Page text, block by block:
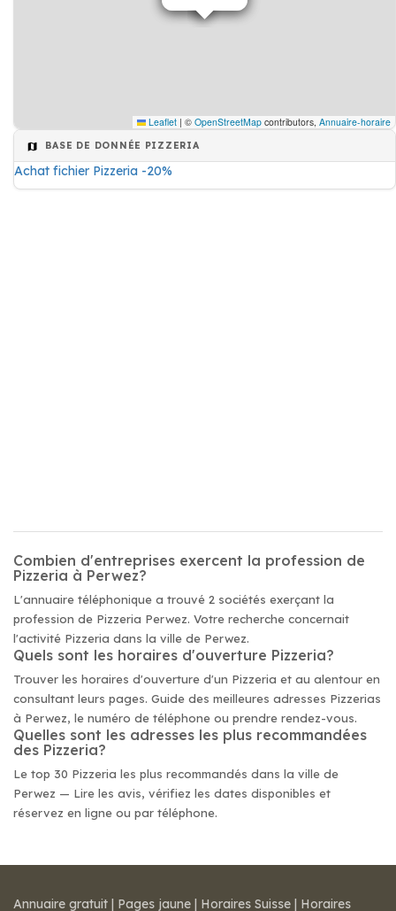
Leaflet | © OpenStreetMap contributors, Annuaire-horaire
BASE DE DONNÉE PIZZERIA
Achat fichier Pizzeria -20%
Combien d'entreprises exercent la profession de
Pizzeria à Perwez?
L'annuaire téléphonique a trouvé 2 sociétés exerçant la
profession de Pizzeria Perwez. Votre recherche concernait
l'activité Pizzeria dans la ville de Perwez.
Quels sont les horaires d'ouverture Pizzeria?
Trouver les horaires d'ouverture d'un Pizzeria et au alentour en
consultant leurs pages. Guide des meilleures adresses Pizzerias
à Perwez, le numéro de téléphone ou prendre rendez-vous.
Quelles sont les adresses les plus recommandées
des Pizzeria?
Le top 30 Pizzeria les plus recommandés dans la ville de
Perwez — Lire les avis, vérifiez les dates disponibles et
réservez en ligne ou par téléphone.
Annuaire gratuit | Pages jaune | Horaires Suisse | Horaires